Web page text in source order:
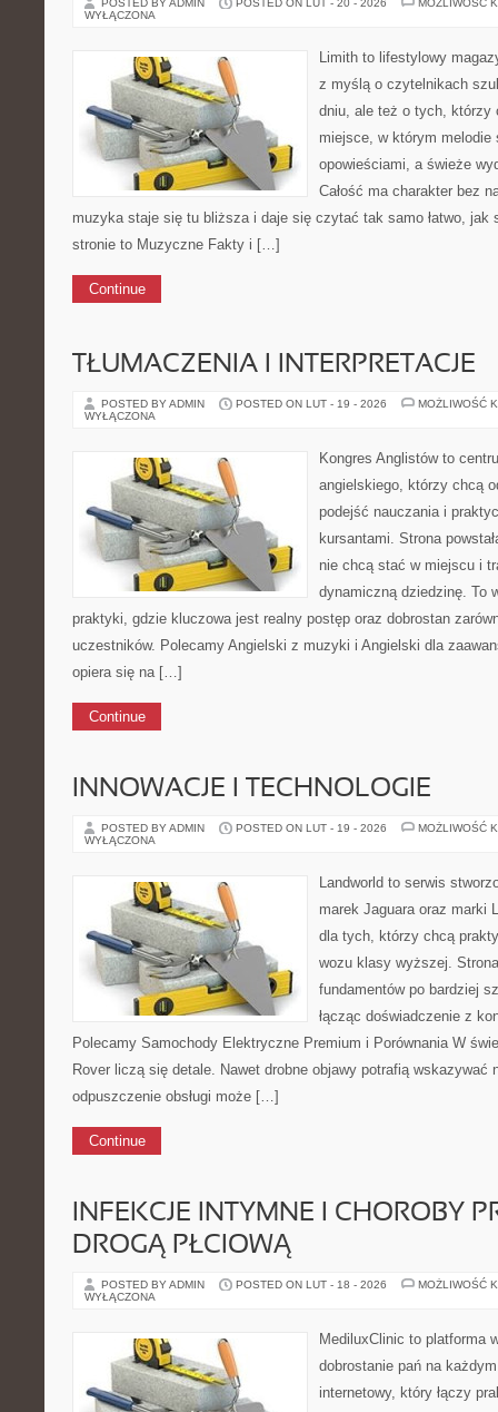
POSTED BY ADMIN POSTED ON LUT - 20 - 2026
MOŻLIWOŚĆ
WYŁĄCZONA
Limith to lifestylowy
z myślą o czytelnikach
dniu, ale też o tych, którzy
miejsce, w którym melodie
opowieściami, a świeże
Całość ma charakter bez
muzyka staje się tu bliższa i daje się czytać tak samo łatwo, jak
stronie to Muzyczne Fakty i […]
Continue
TŁUMACZENIA I INTERPRETACJE
POSTED BY ADMIN POSTED ON LUT - 19 - 2026
MOŻLIWOŚĆ
WYŁĄCZONA
Kongres Anglistów to
angielskiego, którzy chcą
podejść nauczania i
kursantami. Strona
nie chcą stać w miejscu i
dynamiczną dziedzinę. To
praktyki, gdzie kluczowa jest realny postęp oraz dobrostan
uczestników. Polecamy Angielski z muzyki i Angielski dla
opiera się na […]
Continue
INNOWACJE I TECHNOLOGIE
POSTED BY ADMIN POSTED ON LUT - 19 - 2026
MOŻLIWOŚĆ
WYŁĄCZONA
Landworld to serwis
marek Jaguara oraz marki
dla tych, którzy chcą
wozu klasy wyższej.
fundamentów po bardziej
łącząc doświadczenie z
Polecamy Samochody Elektryczne Premium i Porównania W
Rover liczą się detale. Nawet drobne objawy potrafią wskazywać
odpuszczenie obsługi może […]
Continue
INFEKCJE INTYMNE I CHOROBY
DROGĄ PŁCIOWĄ
POSTED BY ADMIN POSTED ON LUT - 18 - 2026
MOŻLIWOŚĆ
WYŁĄCZONA
MediluxClinic to platforma
dobrostanie pań na
internetowy, który łączy